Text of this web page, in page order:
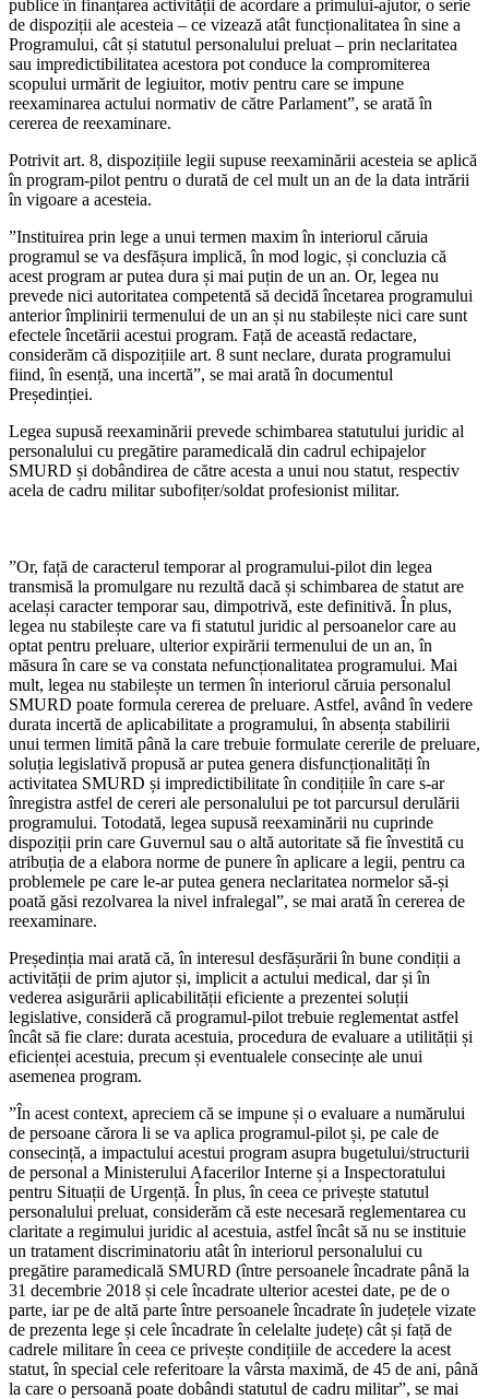
publice în finanțarea activității de acordare a primului-ajutor, o serie
de dispoziții ale acesteia – ce vizează atât funcționalitatea în sine a
Programului, cât și statutul personalului preluat – prin neclaritatea
sau impredictibilitatea acestora pot conduce la compromiterea
scopului urmărit de legiuitor, motiv pentru care se impune
reexaminarea actului normativ de către Parlament”, se arată în
cererea de reexaminare.
Potrivit art. 8, dispozițiile legii supuse reexaminării acesteia se aplică
în program-pilot pentru o durată de cel mult un an de la data intrării
în vigoare a acesteia.
”Instituirea prin lege a unui termen maxim în interiorul căruia
programul se va desfășura implică, în mod logic, și concluzia că
acest program ar putea dura și mai puțin de un an. Or, legea nu
prevede nici autoritatea competentă să decidă încetarea programului
anterior împlinirii termenului de un an și nu stabilește nici care sunt
efectele încetării acestui program. Față de această redactare,
considerăm că dispozițiile art. 8 sunt neclare, durata programului
fiind, în esență, una incertă”, se mai arată în documentul
Președinției.
Legea supusă reexaminării prevede schimbarea statutului juridic al
personalului cu pregătire paramedicală din cadrul echipajelor
SMURD și dobândirea de către acesta a unui nou statut, respectiv
acela de cadru militar subofițer/soldat profesionist militar.
”Or, față de caracterul temporar al programului-pilot din legea
transmisă la promulgare nu rezultă dacă și schimbarea de statut are
același caracter temporar sau, dimpotrivă, este definitivă. În plus,
legea nu stabilește care va fi statutul juridic al persoanelor care au
optat pentru preluare, ulterior expirării termenului de un an, în
măsura în care se va constata nefuncționalitatea programului. Mai
mult, legea nu stabilește un termen în interiorul căruia personalul
SMURD poate formula cererea de preluare. Astfel, având în vedere
durata incertă de aplicabilitate a programului, în absența stabilirii
unui termen limită până la care trebuie formulate cererile de preluare,
soluția legislativă propusă ar putea genera disfuncționalități în
activitatea SMURD și impredictibilitate în condițiile în care s-ar
înregistra astfel de cereri ale personalului pe tot parcursul derulării
programului. Totodată, legea supusă reexaminării nu cuprinde
dispoziții prin care Guvernul sau o altă autoritate să fie învestită cu
atribuția de a elabora norme de punere în aplicare a legii, pentru ca
problemele pe care le-ar putea genera neclaritatea normelor să-și
poată găsi rezolvarea la nivel infralegal”, se mai arată în cererea de
reexaminare.
Președinția mai arată că, în interesul desfășurării în bune condiții a
activității de prim ajutor și, implicit a actului medical, dar și în
vederea asigurării aplicabilității eficiente a prezentei soluții
legislative, consideră că programul-pilot trebuie reglementat astfel
încât să fie clare: durata acestuia, procedura de evaluare a utilității și
eficienței acestuia, precum și eventualele consecințe ale unui
asemenea program.
”În acest context, apreciem că se impune și o evaluare a numărului
de persoane cărora li se va aplica programul-pilot și, pe cale de
consecință, a impactului acestui program asupra bugetului/structurii
de personal a Ministerului Afacerilor Interne și a Inspectoratului
pentru Situații de Urgență. În plus, în ceea ce privește statutul
personalului preluat, considerăm că este necesară reglementarea cu
claritate a regimului juridic al acestuia, astfel încât să nu se instituie
un tratament discriminatoriu atât în interiorul personalului cu
pregătire paramedicală SMURD (între persoanele încadrate până la
31 decembrie 2018 și cele încadrate ulterior acestei date, pe de o
parte, iar pe de altă parte între persoanele încadrate în județele vizate
de prezenta lege și cele încadrate în celelalte județe) cât și față de
cadrele militare în ceea ce privește condițiile de accedere la acest
statut, în special cele referitoare la vârsta maximă, de 45 de ani, până
la care o persoană poate dobândi statutul de cadru militar”, se mai